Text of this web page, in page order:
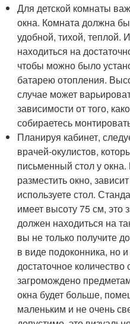
Для детской комнаты
окна. Комната должна
удобной, тихой, теплой.
находиться на
чтобы можно было
батарею отопления.
случае может
зависимости от того,
собираетесь
Планируя кабинет,
врачей-окулистов,
письменный стол у
разместить окно,
используете стол.
имеет высоту 75 см, это
должен находиться на
вы не только получите
в виде подоконника, но
достаточное количество
загромождено
окна будет больше,
маленьким и не очень